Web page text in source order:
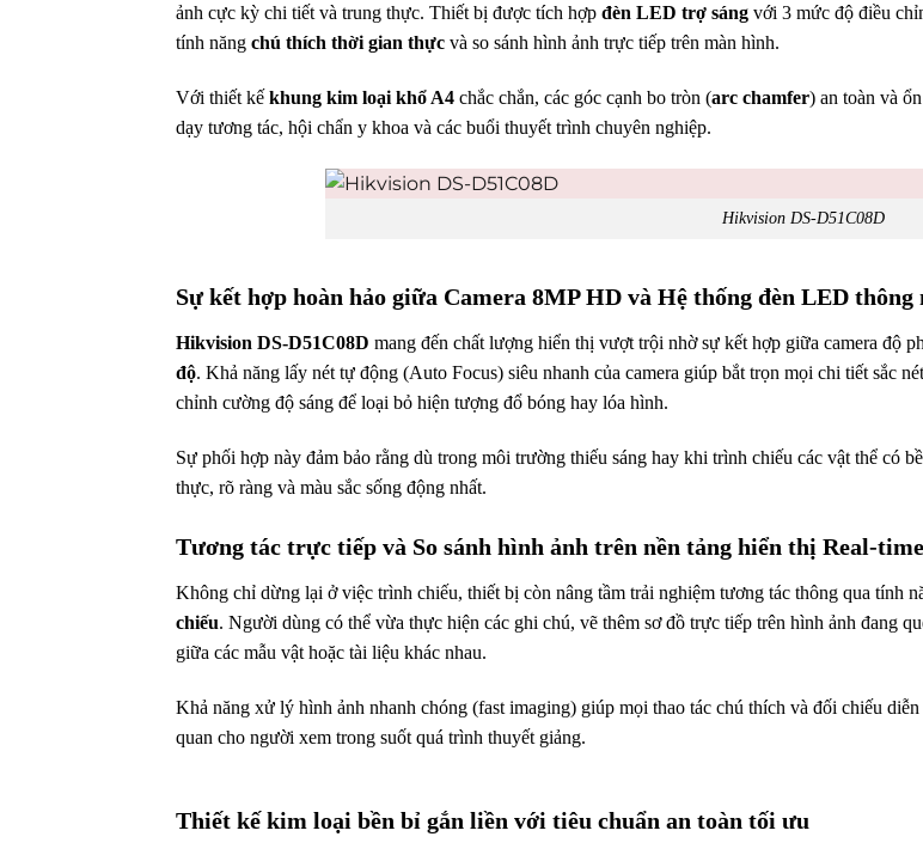
ảnh cực kỳ chi tiết và trung thực. Thiết bị được tích hợp đèn LED trợ sáng với 3 mức độ điều
tính năng chú thích thời gian thực và so sánh hình ảnh trực tiếp trên màn hình.
Với thiết kế khung kim loại khổ A4 chắc chắn, các góc cạnh bo tròn (arc chamfer) an toàn và
dạy tương tác, hội chẩn y khoa và các buổi thuyết trình chuyên nghiệp.
Hikvision DS-D51C08D
Sự kết hợp hoàn hảo giữa Camera 8MP HD và Hệ thống đèn LED thông
Hikvision DS-D51C08D mang đến chất lượng hiển thị vượt trội nhờ sự kết hợp giữa camera độ
độ. Khả năng lấy nét tự động (Auto Focus) siêu nhanh của camera giúp bắt trọn mọi chi tiết sắc
chỉnh cường độ sáng để loại bỏ hiện tượng đổ bóng hay lóa hình.
Sự phối hợp này đảm bảo rằng dù trong môi trường thiếu sáng hay khi trình chiếu các vật thể có
thực, rõ ràng và màu sắc sống động nhất.
Tương tác trực tiếp và So sánh hình ảnh trên nền tảng hiển thị Real-time
Không chỉ dừng lại ở việc trình chiếu, thiết bị còn nâng tầm trải nghiệm tương tác thông qua tính
chiếu. Người dùng có thể vừa thực hiện các ghi chú, vẽ thêm sơ đồ trực tiếp trên hình ảnh đang
giữa các mẫu vật hoặc tài liệu khác nhau.
Khả năng xử lý hình ảnh nhanh chóng (fast imaging) giúp mọi thao tác chú thích và đối chiếu
quan cho người xem trong suốt quá trình thuyết giảng.
Thiết kế kim loại bền bỉ gắn liền với tiêu chuẩn an toàn tối ưu